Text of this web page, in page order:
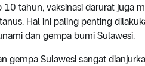
10 tahun, vaksinasi darurat juga
Hal ini paling penting
dan gempa bumi Sulawesi.
gempa Sulawesi sangat